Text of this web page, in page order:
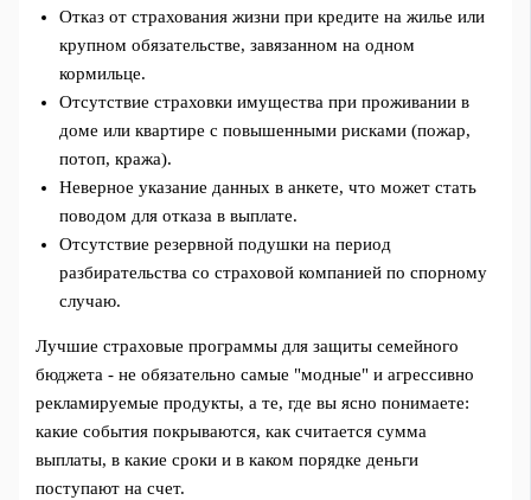
Отказ от страхования жизни при кредите на жилье или
крупном обязательстве, завязанном на одном
кормильце.
Отсутствие страховки имущества при проживании в
доме или квартире с повышенными рисками (пожар,
потоп, кража).
Неверное указание данных в анкете, что может стать
поводом для отказа в выплате.
Отсутствие резервной подушки на период
разбирательства со страховой компанией по спорному
случаю.
Лучшие страховые программы для защиты семейного
бюджета - не обязательно самые "модные" и агрессивно
рекламируемые продукты, а те, где вы ясно понимаете:
какие события покрываются, как считается сумма
выплаты, в какие сроки и в каком порядке деньги
поступают на счет.